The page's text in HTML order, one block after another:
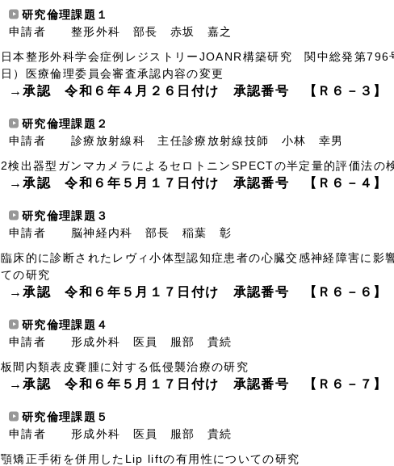
研究倫理課題１
申請者 整形外科 部長 赤坂 嘉之
日本整形外科学会症例レジストリーJOANR構築研究 関中総発第796
日）医療倫理委員会審査承認内容の変更
→承認 令和６年４月２６日付け 承認番号 【Ｒ６－３】
研究倫理課題２
申請者 診療放射線科 主任診療放射線技師 小林 幸男
2検出器型ガンマカメラによるセロトニンSPECTの半定量的評価法の
→承認 令和６年５月１７日付け 承認番号 【Ｒ６－４】
研究倫理課題３
申請者 脳神経内科 部長 稲葉 彰
臨床的に診断されたレヴィ小体型認知症患者の心臓交感神経障害に影
ての研究
→承認 令和６年５月１７日付け 承認番号 【Ｒ６－６】
研究倫理課題４
申請者 形成外科 医員 服部 貴続
板間内類表皮嚢腫に対する低侵襲治療の研究
→承認 令和６年５月１７日付け 承認番号 【Ｒ６－７】
研究倫理課題５
申請者 形成外科 医員 服部 貴続
顎矯正手術を併用したLip liftの有用性についての研究